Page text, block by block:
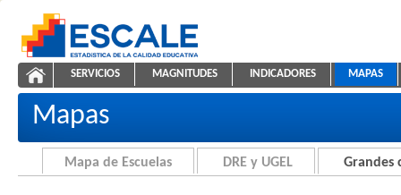
ESCALE - Unidad de Estadística Educativa
Grandes ciudades
NAVEGACIÓN
SERVICIOS MAGNITUDES INDICADORES MAPAS
Mapas
Mapa de Escuelas DRE y UGEL Grandes